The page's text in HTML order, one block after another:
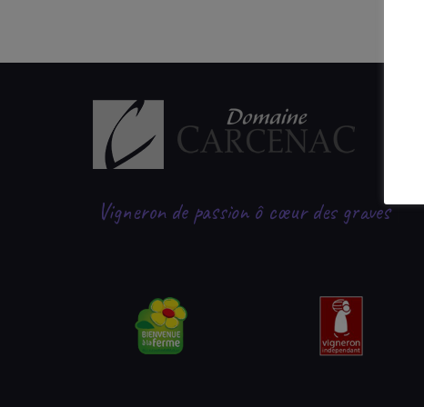
Vigneron de passion ô cœur des graves|